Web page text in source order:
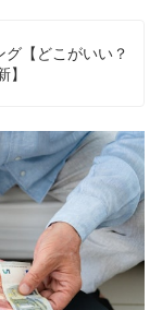
【どこがいい？